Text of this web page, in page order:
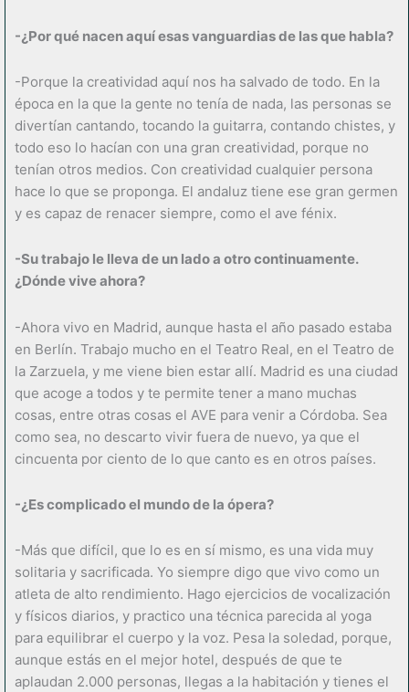
-¿Por qué nacen aquí esas vanguardias de las que habla?
-Porque la creatividad aquí nos ha salvado de todo. En la
época en la que la gente no tenía de nada, las personas se
divertían cantando, tocando la guitarra, contando chistes, y
todo eso lo hacían con una gran creatividad, porque no
tenían otros medios. Con creatividad cualquier persona
hace lo que se proponga. El andaluz tiene ese gran germen
y es capaz de renacer siempre, como el ave fénix.
-Su trabajo le lleva de un lado a otro continuamente.
¿Dónde vive ahora?
-Ahora vivo en Madrid, aunque hasta el año pasado estaba
en Berlín. Trabajo mucho en el Teatro Real, en el Teatro de
la Zarzuela, y me viene bien estar allí. Madrid es una ciudad
que acoge a todos y te permite tener a mano muchas
cosas, entre otras cosas el AVE para venir a Córdoba. Sea
como sea, no descarto vivir fuera de nuevo, ya que el
cincuenta por ciento de lo que canto es en otros países.
-¿Es complicado el mundo de la ópera?
-Más que difícil, que lo es en sí mismo, es una vida muy
solitaria y sacrificada. Yo siempre digo que vivo como un
atleta de alto rendimiento. Hago ejercicios de vocalización
y físicos diarios, y practico una técnica parecida al yoga
para equilibrar el cuerpo y la voz. Pesa la soledad, porque,
aunque estás en el mejor hotel, después de que te
aplaudan 2.000 personas, llegas a la habitación y tienes el